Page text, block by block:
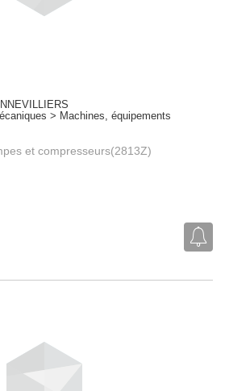
> Machines, équipements
et compresseurs(2813Z)